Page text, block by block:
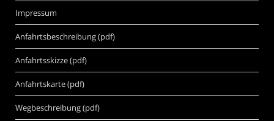
Impressum
Anfahrtsbeschreibung (pdf)
Anfahrtsskizze (pdf)
Anfahrtskarte (pdf)
Wegbeschreibung (pdf)